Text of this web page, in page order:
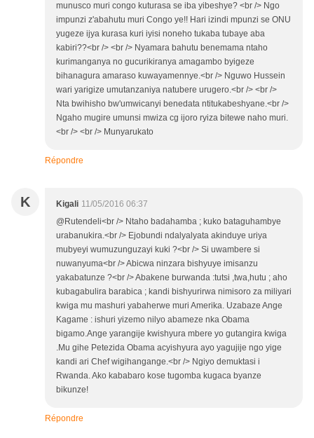
munusco muri congo kuturasa se iba yibeshye? <br /> Ngo
impunzi z'abahutu muri Congo ye!! Hari izindi mpunzi se ONU
yugeze ijya kurasa kuri iyisi noneho tukaba tubaye aba
kabiri??<br /> <br /> Nyamara bahutu benemama ntaho
kurimanganya no gucurikiranya amagambo byigeze
bihanagura amaraso kuwayamennye.<br /> Nguwo Hussein
wari yarigize umutanzaniya natubere urugero.<br /> <br />
Nta bwihisho bw'umwicanyi benedata ntitukabeshyane.<br />
Ngaho mugire umunsi mwiza cg ijoro ryiza bitewe naho muri.
<br /> <br /> Munyarukato
Répondre
K Kigali 11/05/2016 06:37
@Rutendeli<br /> Ntaho badahamba ; kuko bataguhambye
urabanukira.<br /> Ejobundi ndalyalyata akinduye uriya
mubyeyi wumuzunguzayi kuki ?<br /> Si uwambere si
nuwanyuma<br /> Abicwa ninzara bishyuye imisanzu
yakabatunze ?<br /> Abakene burwanda :tutsi ,twa,hutu ; aho
kubagabulira barabica ; kandi bishyurirwa nimisoro za miliyari
kwiga mu mashuri yabaherwe muri Amerika. Uzabaze Ange
Kagame : ishuri yizemo nilyo abameze nka Obama
bigamo.Ange yarangije kwishyura mbere yo gutangira kwiga
.Mu gihe Petezida Obama acyishyura ayo yagujije ngo yige
kandi ari Chef wigihangange.<br /> Ngiyo demuktasi i
Rwanda. Ako kababaro kose tugomba kugaca byanze
bikunze!
Répondre